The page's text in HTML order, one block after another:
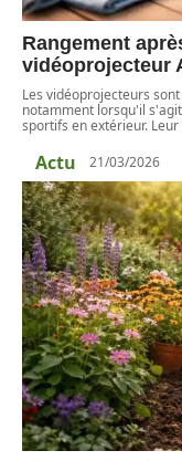
Rangement
vidéoprojecteur
Les vidéoprojecteurs
notamment lorsqu'il
sportifs en extérieur.
Actu 21/03/2026